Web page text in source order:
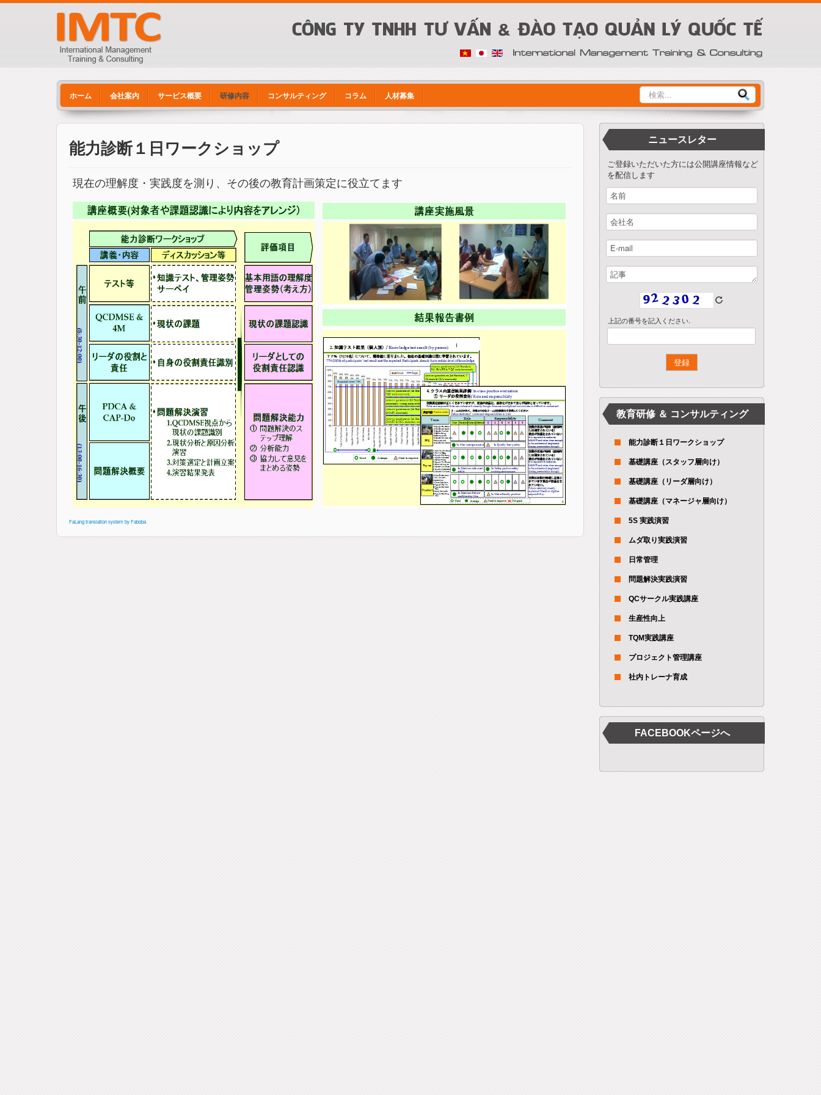
ホーム 会社案内 サービス概要 研修内容 コンサルティング コラム 人材募集
Tìm
kiếm
能力診断１日ワークショップ
現在の理解度・実践度を測り、その後の教育計画策定に役立てます
FaLang translation system by Faboba
ニュースレター
ご登録いただいた方には公開講座情報など
を配信します
上記の番号を記入ください.
教育研修 ＆ コンサルティング
能力診断１日ワークショップ
基礎講座（スタッフ層向け）
基礎講座（リーダ層向け）
基礎講座（マネージャ層向け）
5S 実践演習
ムダ取り実践演習
日常管理
問題解決実践演習
QCサークル実践講座
生産性向上
TQM実践講座
プロジェクト管理講座
社内トレーナ育成
FACEBOOKページへ